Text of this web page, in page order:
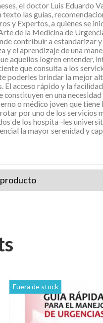
el doctor Luis Eduardo
texto las guías,
y Expertos, a quienes se
de la Medicina de
contribuir a estandarizar
y el aprendizaje de una
aquellos logren entender,
que consulta a los
poderles brindar la mejor
El acceso rápido y la
constituyen en una
o médico joven que
por uno de los servicios
de los hospita¬les
la mayor serenidad y
Fuera de stock